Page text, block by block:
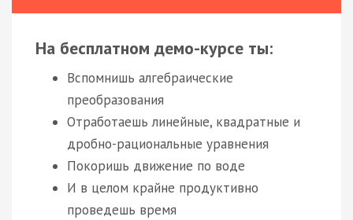
На бесплатном демо-курсе ты:
Вспомнишь алгебраические
преобразования
Отработаешь линейные, квадратные и
дробно-рациональные уравнения
Покоришь движение по воде
И в целом крайне продуктивно
проведешь время